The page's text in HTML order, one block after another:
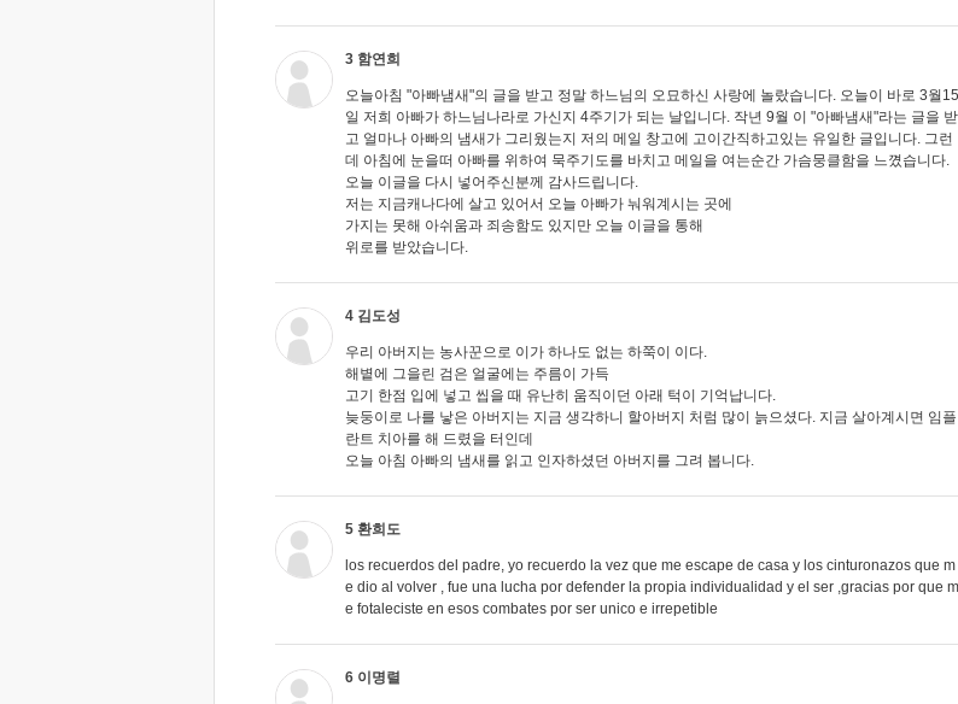
3 함연희
오늘아침 "아빠냄새"의 글을 받고 정말 하느님의 오묘하신 사랑에 놀랐습니다. 오늘이 바로 3월15
일 저희 아빠가 하느님나라로 가신지 4주기가 되는 날입니다. 작년 9월 이 "아빠냄새"라는 글을 받
고 얼마나 아빠의 냄새가 그리웠는지 저의 메일 창고에 고이간직하고있는 유일한 글입니다. 그런
데 아침에 눈을떠 아빠를 위하여 묵주기도를 바치고 메일을 여는순간 가슴뭉클함을 느꼈습니다.
오늘 이글을 다시 넣어주신분께 감사드립니다.
저는 지금캐나다에 살고 있어서 오늘 아빠가 눠워계시는 곳에
가지는 못해 아쉬움과 죄송함도 있지만 오늘 이글을 통해
위로를 받았습니다.
4 김도성
우리 아버지는 농사꾼으로 이가 하나도 없는 하쭉이 이다.
해볕에 그을린 검은 얼굴에는 주름이 가득
고기 한점 입에 넣고 씹을 때 유난히 움직이던 아래 턱이 기억납니다.
늦둥이로 나를 낳은 아버지는 지금 생각하니 할아버지 처럼 많이 늙으셨다. 지금 살아계시면 임플
란트 치아를 해 드렸을 터인데
오늘 아침 아빠의 냄새를 읽고 인자하셨던 아버지를 그려 봅니다.
5 환희도
los recuerdos del padre, yo recuerdo la vez que me escape de casa y los cinturonazos que m
e dio al volver , fue una lucha por defender la propia individualidad y el ser ,gracias por que m
e fotaleciste en esos combates por ser unico e irrepetible
6 이명렬